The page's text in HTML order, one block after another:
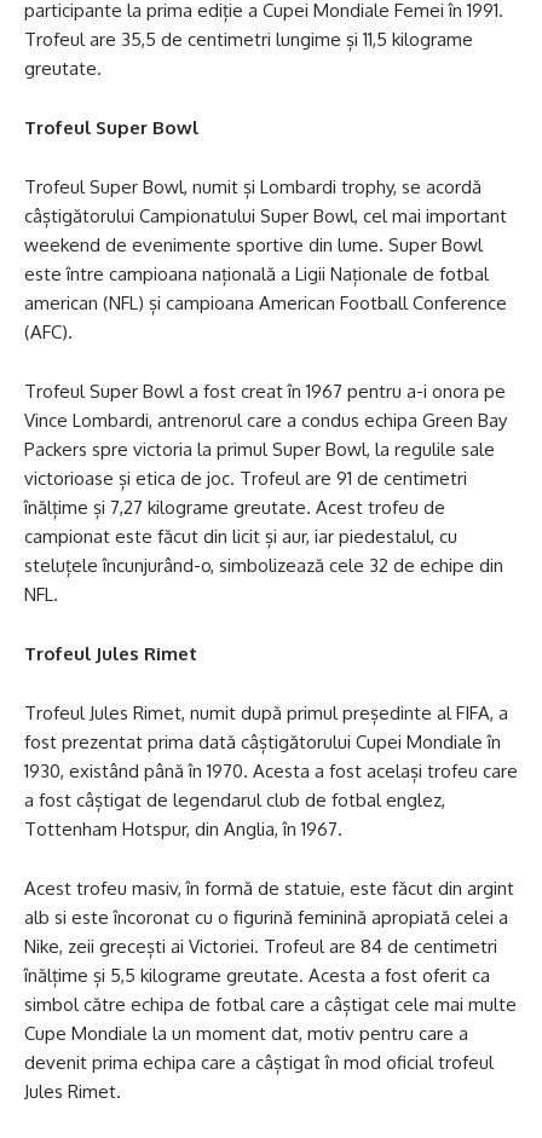
participante la prima ediție a Cupei Mondiale Femei în 1991.
Trofeul are 35,5 de centimetri lungime și 11,5 kilograme
greutate.
Trofeul Super Bowl
Trofeul Super Bowl, numit și Lombardi trophy, se acordă
câștigătorului Campionatului Super Bowl, cel mai important
weekend de evenimente sportive din lume. Super Bowl
este între campioana națională a Ligii Naționale de fotbal
american (NFL) și campioana American Football Conference
(AFC).
Trofeul Super Bowl a fost creat în 1967 pentru a-i onora pe
Vince Lombardi, antrenorul care a condus echipa Green Bay
Packers spre victoria la primul Super Bowl, la regulile sale
victorioase și etica de joc. Trofeul are 91 de centimetri
înălțime și 7,27 kilograme greutate. Acest trofeu de
campionat este făcut din licit și aur, iar piedestalul, cu
steluțele încunjurând-o, simbolizează cele 32 de echipe din
NFL.
Trofeul Jules Rimet
Trofeul Jules Rimet, numit după primul președinte al FIFA, a
fost prezentat prima dată câștigătorului Cupei Mondiale în
1930, existând până în 1970. Acesta a fost același trofeu care
a fost câștigat de legendarul club de fotbal englez,
Tottenham Hotspur, din Anglia, în 1967.
Acest trofeu masiv, în formă de statuie, este făcut din argint
alb si este încoronat cu o figurină feminină apropiată celei a
Nike, zeii grecești ai Victoriei. Trofeul are 84 de centimetri
înălțime și 5,5 kilograme greutate. Acesta a fost oferit ca
simbol către echipa de fotbal care a câștigat cele mai multe
Cupe Mondiale la un moment dat, motiv pentru care a
devenit prima echipa care a câștigat în mod oficial trofeul
Jules Rimet.